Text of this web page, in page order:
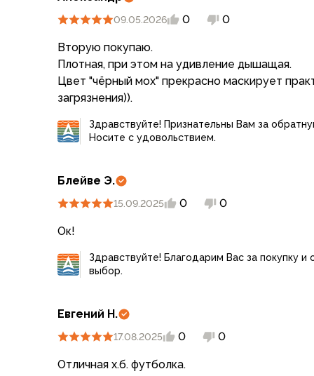
Аксессуары для обуви
Уход за обувью
Шнурки, стельки
Сушилки для обуви
Клей
Ледоступы
Женская обувь
Ботинки
Кроссовки
Гамаши, бахилы
Уход за обувью
Шнурки, стельки
Клей
Ледоступы
Варежки и перчатки
Зимние перчатки
Всесезонные перчатки
09.05.2026 0 0
Вторую покупаю.
Плотная, при этом на удивление дышащая.
Цвет "чёрный мох" прекрасно маскирует
Здравствуйте! Признательны Вам за
Носите с удовольствием.
Блейве Э.
15.09.2025 0 0
Ок!
Здравствуйте! Благодарим Вас за покупку
выбор.
Евгений Н.
17.08.2025 0 0
Отличная х.б. футболка.